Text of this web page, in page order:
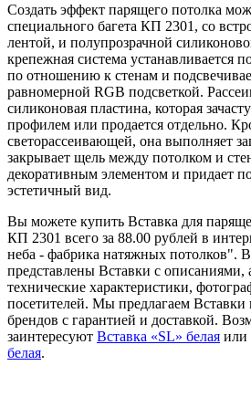
Создать эффект парящего потолка
специального багета КП 2301, со
лентой, и полупрозрачной
крепежная система устанавливается
по отношению к стенам и
равномерной RGB подсветкой.
силиконовая пластина, которая
профилем или продается отдельно.
светорассеивающей, она выполняет
закрывает щель между потолком и
декоративным элементом и придает
эстетичный вид.
Вы можете купить Вставка для
КП 2301 всего за 88.00 рублей в
неба - фабрика натяжных потолков".
представлены Вставки с описаниями,
технические характеристики,
посетителей. Мы предлагаем
брендов с гарантией и доставкой.
заинтересуют Вставка «SL» белая или
белая.